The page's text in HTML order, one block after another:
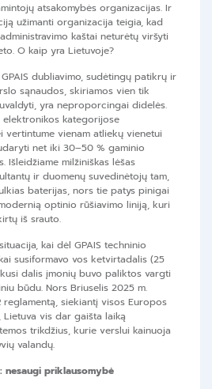
atsakomybės organizacijas. Ir
užimanti organizacija teigia, kad
kaštai neturėtų viršyti
O kaip yra Lietuvoje?
dubliavimo, sudėtingų patikrų ir
sąnaudos, skiriamos vien tik
yra neproporcingai didelės.
kategorijose
vertintume vienam atliekų vienetui
net iki 30–50 % gaminio
Išleidžiame milžiniškas lėšas
ir duomenų suvedinėtojų tam,
baterijas, nors tie patys pinigai
optinio rūšiavimo liniją, kuri
iš srauto.
kai dėl GPAIS techninio
susiformavo vos ketvirtadalis (25
dalis įmonių buvo paliktos vargti
būdu. Nors Briuselis 2025 m.
reglamentą, siekiantį visos Europos
Lietuva vis dar gaišta laiką
trikdžius, kurie verslui kainuoja
valandų.
priklausomybė